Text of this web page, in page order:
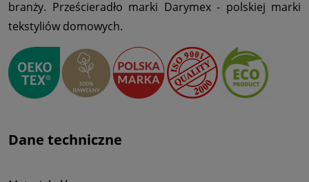
branży. Prześcieradło marki Darymex - polskiej marki
tekstyliów domowych.
Dane techniczne